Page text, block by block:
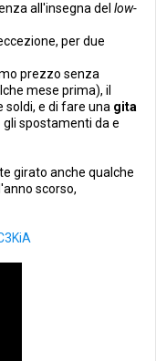
all'insegna del low-
per due
prezzo senza
mese prima), il
soldi, e di fare una gita
gli spostamenti da e
girato anche qualche
scorso,